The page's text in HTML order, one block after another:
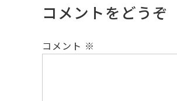
コメントをどうぞ
コメント ※